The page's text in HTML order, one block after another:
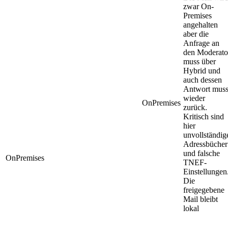
OnPremises
OnPremises
zwar On-
Premises
angehalten
aber die
Anfrage an
den
muss über
Hybrid und
auch dessen
Antwort muss
wieder
zurück.
Kritisch sind
hier
Adressbücher
und falsche
TNEF-
Die
freigegebene
Mail bleibt
lokal